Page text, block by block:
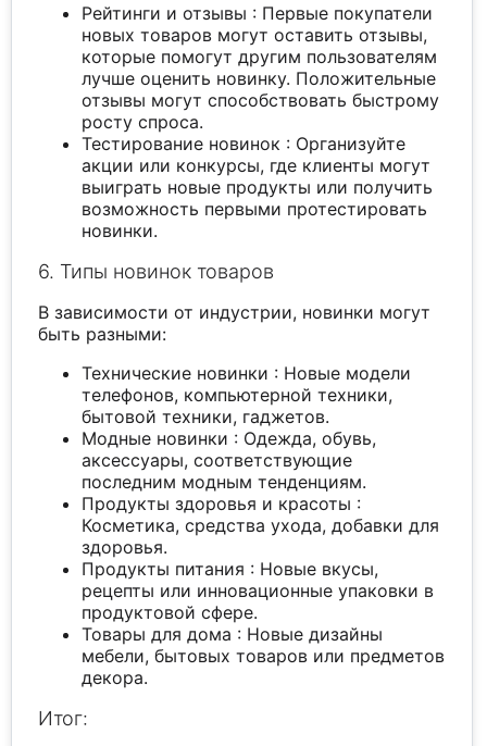
Рейтинги и отзывы : Первые покупатели
новых товаров могут оставить отзывы,
которые помогут другим пользователям
лучше оценить новинку. Положительные
отзывы могут способствовать быстрому
росту спроса.
Тестирование новинок : Организуйте
акции или конкурсы, где клиенты могут
выиграть новые продукты или получить
возможность первыми протестировать
новинки.
6. Типы новинок товаров
В зависимости от индустрии, новинки могут
быть разными:
Технические новинки : Новые модели
телефонов, компьютерной техники,
бытовой техники, гаджетов.
Модные новинки : Одежда, обувь,
аксессуары, соответствующие
последним модным тенденциям.
Продукты здоровья и красоты :
Косметика, средства ухода, добавки для
здоровья.
Продукты питания : Новые вкусы,
рецепты или инновационные упаковки в
продуктовой сфере.
Товары для дома : Новые дизайны
мебели, бытовых товаров или предметов
декора.
Итог: